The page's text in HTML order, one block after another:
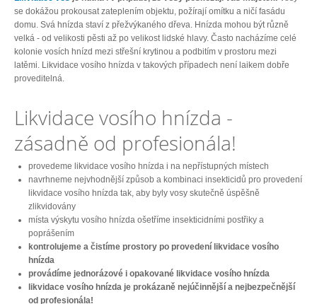
se dokážou prokousat zateplením objektu, požírají omítku a ničí fasádu
domu. Svá hnízda staví z přežvýkaného dřeva. Hnízda mohou být různě
velká - od velikosti pěsti až po velikost lidské hlavy. Často nacházíme celé
kolonie vosích hnízd mezi střešní krytinou a podbitím v prostoru mezi
latěmi. Likvidace vosího hnízda v takových případech není laikem dobře
proveditelná.
Likvidace vosího hnízda -
zásadně od profesionála!
provedeme likvidace vosího hnízda i na nepřístupných místech
navrhneme nejvhodnější způsob a kombinaci insekticidů pro provedení
likvidace vosího hnízda tak, aby byly vosy skutečně úspěšně
zlikvidovány
místa výskytu vosího hnízda ošetříme insekticidními postřiky a
poprášením
kontrolujeme a čistíme prostory po provedení likvidace vosího
hnízda
provádíme jednorázové i opakované likvidace vosího hnízda
likvidace vosího hnízda je prokázaně nejúčinnější a nejbezpečnější
od profesionála!